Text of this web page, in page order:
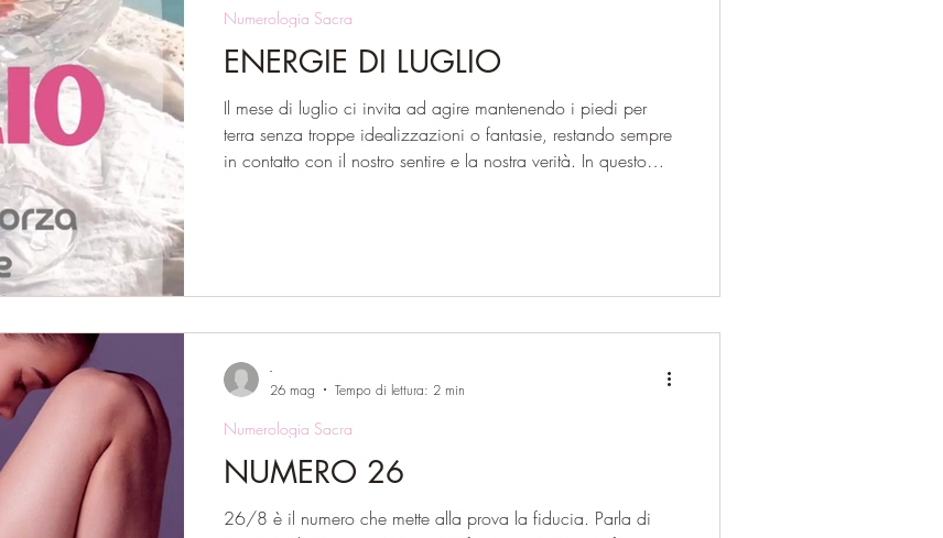
ENERGIE DI LUGLIO
Il mese di luglio ci invita ad agire mantenendo i piedi per
terra senza troppe idealizzazioni o fantasie, restando sempre
in contatto con il nostro sentire e la nostra verità. In questo
guardare dentro di noi con fiducia e apertura, a non p
Numerologia Sacra
NUMERO 26
26/8 è il numero che mette alla prova la fiducia. Parla di
Numerologia Sacra
-
26 mag
Tempo di lettura: 2 min